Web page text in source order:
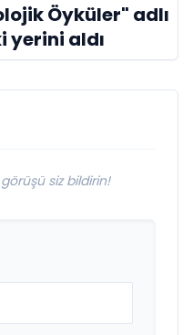
Öyküler" adlı
yerini aldı
siz bildirin!